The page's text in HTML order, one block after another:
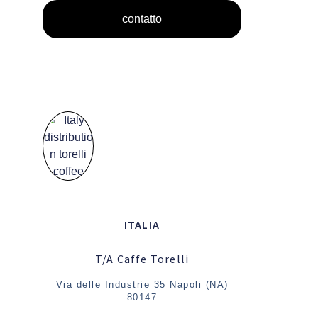
contatto
ITALIA
T/A Caffe Torelli
Via delle Industrie 35 Napoli (NA)
80147